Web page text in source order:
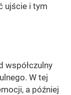
ujście i tym
współczulny
W tej
a później